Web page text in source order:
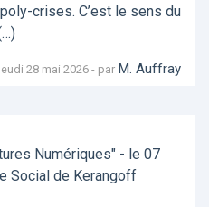
crises. C’est le sens du
28 mai 2026 - par M. Auffray
Numériques" - le 07
Social de Kerangoff